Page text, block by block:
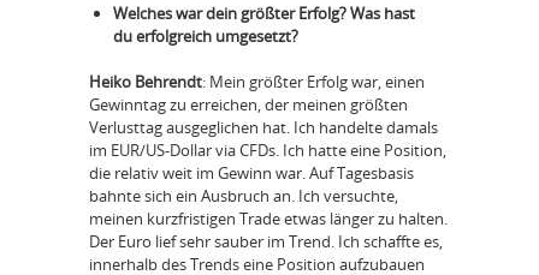
Welches war dein größter Erfolg? Was hast
du erfolgreich umgesetzt?
Heiko Behrendt: Mein größter Erfolg war, einen
Gewinntag zu erreichen, der meinen größten
Verlusttag ausgeglichen hat. Ich handelte damals
im EUR/US-Dollar via CFDs. Ich hatte eine Position,
die relativ weit im Gewinn war. Auf Tagesbasis
bahnte sich ein Ausbruch an. Ich versuchte,
meinen kurzfristigen Trade etwas länger zu halten.
Der Euro lief sehr sauber im Trend. Ich schaffte es,
innerhalb des Trends eine Position aufzubauen